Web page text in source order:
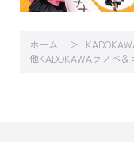
ホーム
他KADOKAWAラノベ